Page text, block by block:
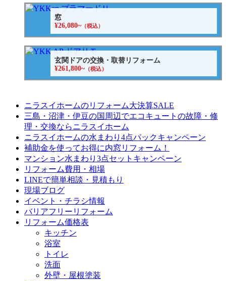
窓
¥26,080~（税込）
玄関ドアの交換・取替リフォーム
¥261,800~（税込）
ニラスイホームのリフォーム大決算SALE
三島・沼津・伊豆の国周辺でエコキュートの故障・修
理・交換ならニラスイホーム
ニラスイホームの水まわり4点パックキャンペーン
補助金を使ってお得に内窓リフォーム！
マンション水まわり3点セットキャンペーン
リフォーム費用・相場
LINEで簡単相談・見積もり
現場ブログ
イベント・チラシ情報
バリアフリーリフォーム
リフォーム価格表
キッチン
浴室
トイレ
洗面
外壁・屋根塗装